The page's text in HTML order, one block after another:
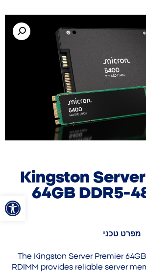
פתח
Kingston
64GB DDR5-
מפרט טכני
The Kingston Server Premier
RDIMM provides reliable server